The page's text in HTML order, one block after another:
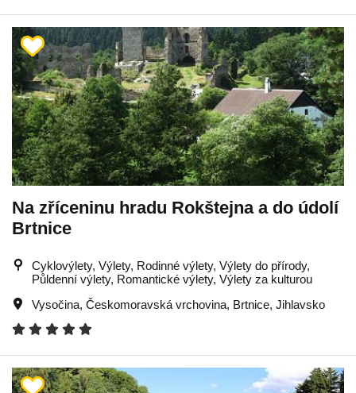
Na zříceninu hradu Rokštejna a do údolí
Brtnice
Cyklovýlety, Výlety, Rodinné výlety, Výlety do přírody,
Půldenní výlety, Romantické výlety, Výlety za kulturou
Vysočina, Českomoravská vrchovina, Brtnice, Jihlavsko